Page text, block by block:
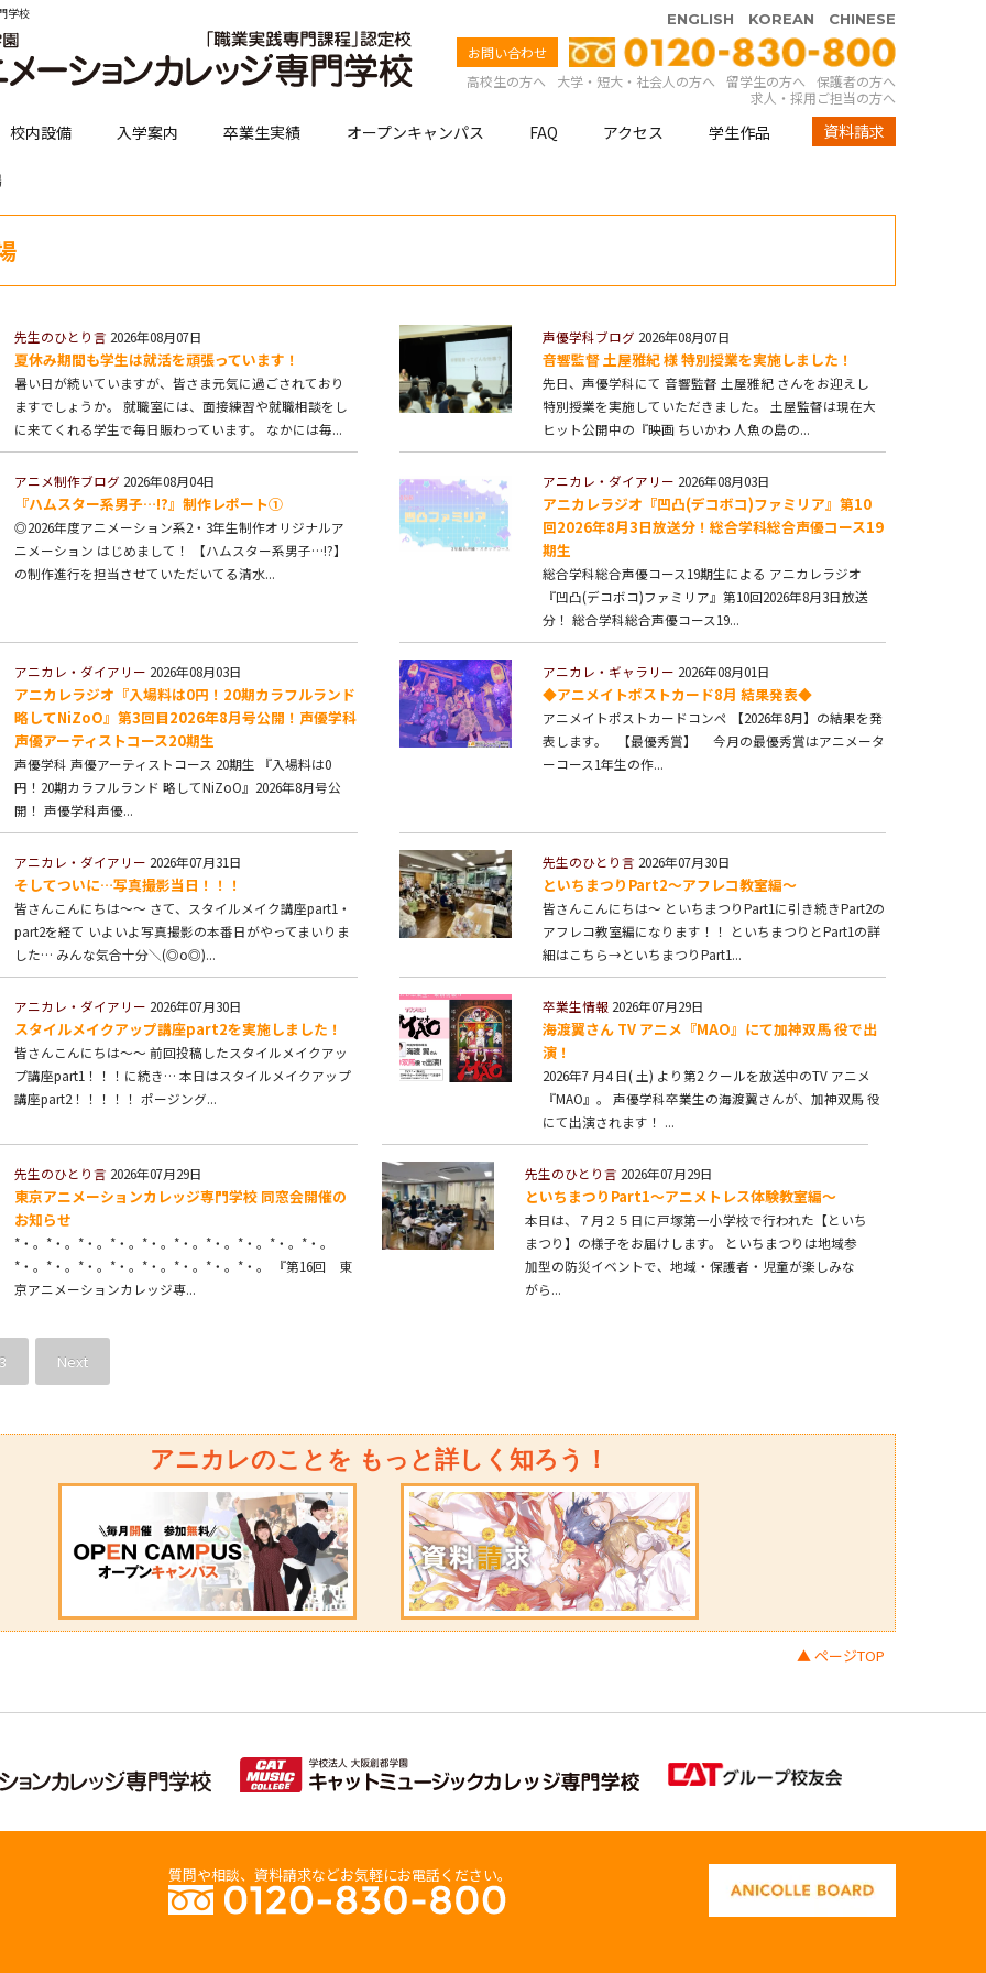
学校 ENGLISH KOREAN CHINESE
お問い合わせ
高校生の方へ
大学・短大・社会人の方へ 留学生の方へ
保護者の方へ
求人・採用ご担当の方へ
校内設備 入学案内 卒業生実績 オープンキャンパス FAQ アクセス 学生作品 資料請求
先生のひとり言 2026年08月07日
夏休み期間も学生は就活を頑張っています！
暑い日が続いていますが、皆さま元気に過ごされており
ますでしょうか。 就職室には、面接練習や就職相談をし
に来てくれる学生で毎日賑わっています。 なかには毎...
声優学科ブログ 2026年08月07日
音響監督 土屋雅紀 様 特別授業を実施しました！
先日、声優学科にて 音響監督 土屋雅紀 さんをお迎えし
特別授業を実施していただきました。 土屋監督は現在大
ヒット公開中の『映画 ちいかわ 人魚の島の...
アニメ制作ブログ 2026年08月04日
『ハムスター系男子…!?』制作レポート①
◎2026年度アニメーション系2・3年生制作オリジナルア
ニメーション はじめまして！ 【ハムスター系男子…!?】
の制作進行を担当させていただいてる清水...
アニカレ・ダイアリー 2026年08月03日
アニカレラジオ『凹凸(デコボコ)ファミリア』第10
回2026年8月3日放送分！総合学科総合声優コース19
期生
総合学科総合声優コース19期生による アニカレラジオ
『凹凸(デコボコ)ファミリア』第10回2026年8月3日放送
分！ 総合学科総合声優コース19...
アニカレ・ダイアリー 2026年08月03日
アニカレラジオ『入場料は0円！20期カラフルランド
略してNiZoO』第3回目2026年8月号公開！声優学科
声優アーティストコース20期生
声優学科 声優アーティストコース 20期生 『入場料は0
円！20期カラフルランド 略してNiZoO』2026年8月号公
開！ 声優学科声優...
アニカレ・ギャラリー 2026年08月01日
◆アニメイトポストカード8月 結果発表◆
アニメイトポストカードコンペ 【2026年8月】の結果を発
表します。 【最優秀賞】 今月の最優秀賞はアニメータ
ーコース1年生の作...
アニカレ・ダイアリー 2026年07月31日
そしてついに…写真撮影当日！！！
皆さんこんにちは～～ さて、スタイルメイク講座part1・
part2を経て いよいよ写真撮影の本番日がやってまいりま
した… みんな気合十分＼(◎o◎)...
先生のひとり言 2026年07月30日
といちまつりPart2～アフレコ教室編～
皆さんこんにちは～ といちまつりPart1に引き続きPart2の
アフレコ教室編になります！！ といちまつりとPart1の詳
細はこちら→といちまつりPart1...
アニカレ・ダイアリー 2026年07月30日
スタイルメイクアップ講座part2を実施しました！
皆さんこんにちは～～ 前回投稿したスタイルメイクアッ
プ講座part1！！！に続き… 本日はスタイルメイクアップ
講座part2！！！！！ ポージング...
卒業生情報2026年07月29日
海渡翼さん TV アニメ『MAO』にて加神双馬 役で出
演！
2026年7 月4 日( 土) より第2 クールを放送中のTV アニメ
『MAO』。 声優学科卒業生の海渡翼さんが、加神双馬 役
にて出演されます！ ...
先生のひとり言 2026年07月29日
東京アニメーションカレッジ専門学校 同窓会開催の
お知らせ
*・。*・。*・。*・。*・。*・。*・。*・。*・。*・。
*・。*・。*・。*・。*・。*・。*・。*・。 『第16回 東
京アニメーションカレッジ専...
先生のひとり言 2026年07月29日
といちまつりPart1～アニメトレス体験教室編～
本日は、７月２５日に戸塚第一小学校で行われた【といち
まつり】の様子をお届けします。 といちまつりは地域参
加型の防災イベントで、地域・保護者・児童が楽しみな
がら...
3 Next
アニカレのことを もっと詳しく知ろう！
▲ ページTOP
質問や相談、資料請求などお気軽にお電話ください。